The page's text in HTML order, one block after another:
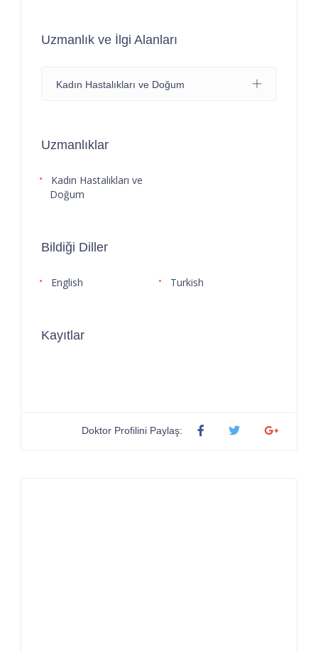
Uzmanlık ve İlgi Alanları
Kadın Hastalıkları ve Doğum
Uzmanlıklar
Kadın Hastalıkları ve
Doğum
Bildiği Diller
English Turkish
Kayıtlar
Doktor Profilini Paylaş: